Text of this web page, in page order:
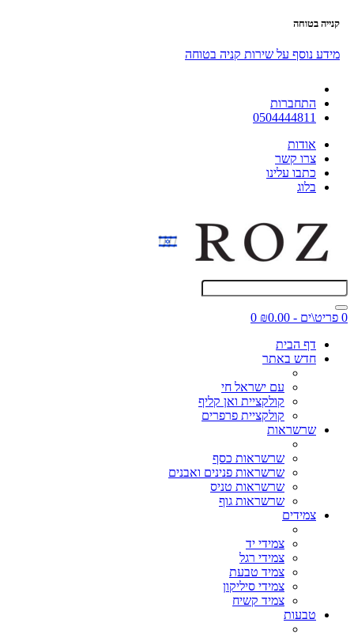
קנייה בטוחה
מידע נוסף על שירות קניה בטוחה
התחברות
0504444811
אודות
צרו קשר
כתבו עלינו
בלוג
0 פריט\ים - ₪0.00
0
דף הבית
חדש באתר
עם ישראל חי
קולקציית ואן קליף
קולקציית פרפרים
שרשראות
שרשראות כסף
שרשראות פנינים ואבנים
שרשראות טניס
שרשראות גוף
צמידים
צמידי יד
צמידי רגל
צמיד טבעת
צמידי סיליקון
צמיד קשיח
טבעות